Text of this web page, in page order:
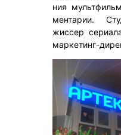
ния
мента­рии.
жис­сер
мар­ке­тинг-